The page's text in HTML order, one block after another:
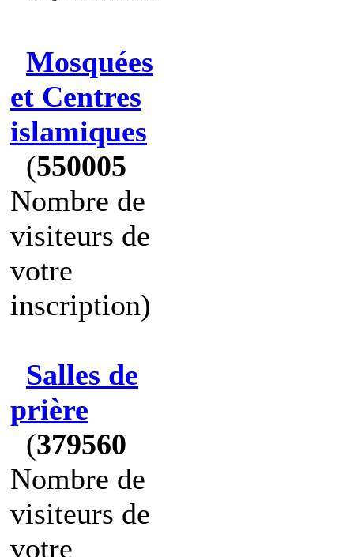
Mosquées
et Centres
islamiques
(550005
Nombre de
visiteurs de
votre
inscription)
Salles de
prière
(379560
Nombre de
visiteurs de
votre